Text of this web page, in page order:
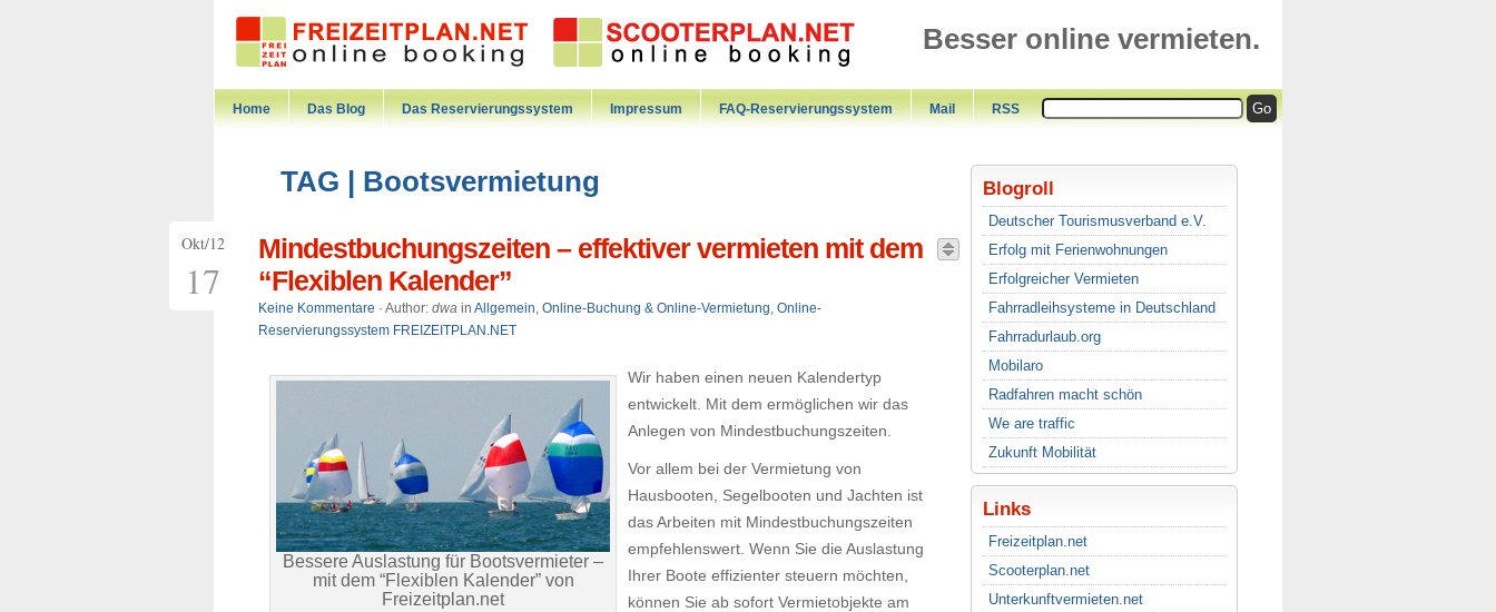
Besser online vermieten.
Home Das Blog Das Reservierungssystem Impressum FAQ-Reservierungssystem Mail RSS
Blogroll
Deutscher Tourismusverband e.V.
Erfolg mit Ferienwohnungen
Erfolgreicher Vermieten
Fahrradleihsysteme in Deutschland
Fahrradurlaub.org
Mobilaro
Radfahren macht schön
We are traffic
Zukunft Mobilität
Links
Freizeitplan.net
Scooterplan.net
Unterkunftvermieten.net
TAG | Bootsvermietung
Okt/12
17
Mindestbuchungszeiten – effektiver vermieten mit dem
“Flexiblen Kalender”
Keine Kommentare · Author: dwa in Allgemein, Online-Buchung & Online-Vermietung, Online-
Reservierungssystem FREIZEITPLAN.NET
Bessere Auslastung für Bootsvermieter –
mit dem “Flexiblen Kalender” von
Freizeitplan.net
Wir haben einen neuen Kalendertyp
entwickelt. Mit dem ermöglichen wir das
Anlegen von Mindestbuchungszeiten.
Vor allem bei der Vermietung von
Hausbooten, Segelbooten und Jachten ist
das Arbeiten mit Mindestbuchungszeiten
empfehlenswert. Wenn Sie die Auslastung
Ihrer Boote effizienter steuern möchten,
können Sie ab sofort Vermietobjekte am